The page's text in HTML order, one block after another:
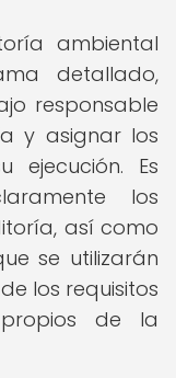
ambiental
detallado,
responsable
y asignar los
ejecución. Es
los
así como
se utilizarán
los requisitos
de la